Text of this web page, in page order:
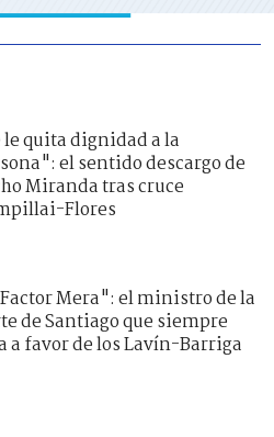
le quita dignidad a la
el sentido descargo de
Miranda tras cruce
Flores
Mera": el ministro de la
de Santiago que siempre
a favor de los Lavín-Barriga